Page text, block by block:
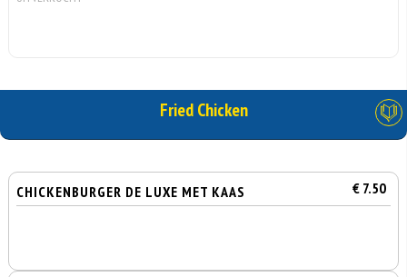
Fried Chicken
CHICKENBURGER DE LUXE MET KAAS € 7.50